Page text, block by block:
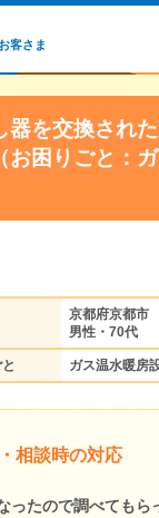
客さま
器を交換され
お困りごと：
京都府京都市
男性・70代
ガス温水暖房
相談時の対応
ったので調べてもら